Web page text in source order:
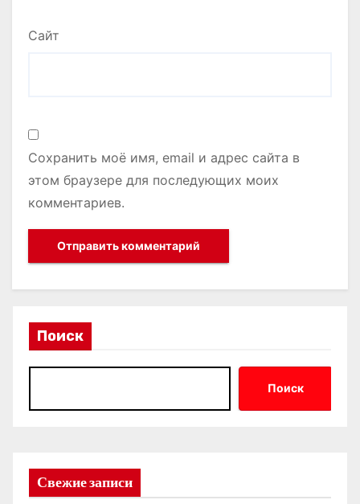
Сайт
Сохранить моё имя, email и адрес сайта в
этом браузере для последующих моих
комментариев.
Поиск
Поиск
Свежие записи